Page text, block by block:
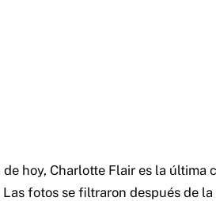
hoy, Charlotte Flair es la última
fotos se filtraron después de la